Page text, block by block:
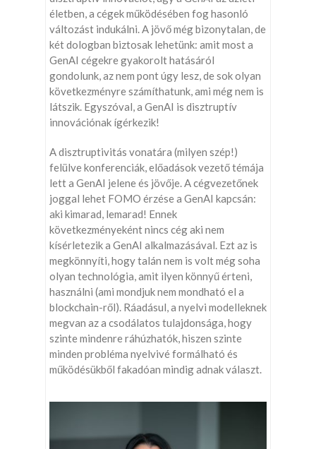
életben, a cégek működésében fog hasonló
változást indukálni. A jövő még bizonytalan, de
két dologban biztosak lehetünk: amit most a
GenAI cégekre gyakorolt hatásáról
gondolunk, az nem pont úgy lesz, de sok olyan
következményre számíthatunk, ami még nem is
látszik. Egyszóval, a GenAI is disztruptív
innovációnak ígérkezik!
A disztruptivitás vonatára (milyen szép!)
felülve konferenciák, előadások vezető témája
lett a GenAI jelene és jövője. A cégvezetőnek
joggal lehet FOMO érzése a GenAI kapcsán:
aki kimarad, lemarad! Ennek
következményeként nincs cég aki nem
kísérletezik a GenAI alkalmazásával. Ezt az is
megkönnyíti, hogy talán nem is volt még soha
olyan technológia, amit ilyen könnyű érteni,
használni (ami mondjuk nem mondható el a
blockchain-ről). Ráadásul, a nyelvi modelleknek
megvan az a csodálatos tulajdonsága, hogy
szinte mindenre ráhúzhatók, hiszen szinte
minden probléma nyelvivé formálható és
működésükből fakadóan mindig adnak választ.